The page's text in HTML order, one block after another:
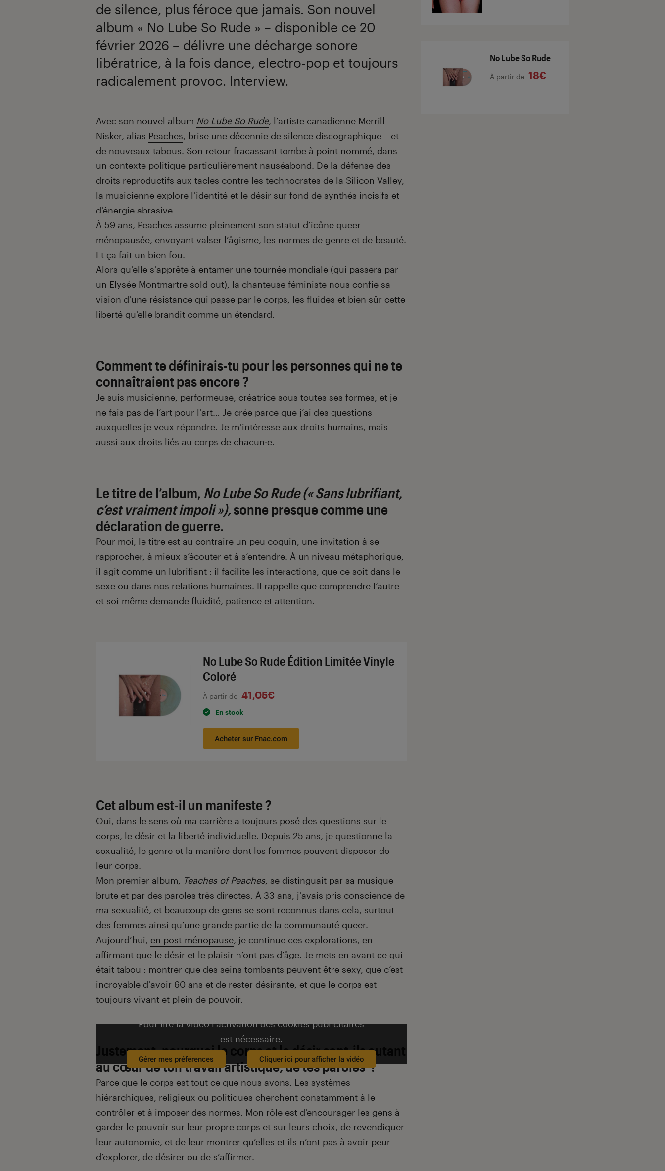
de silence, plus féroce que jamais. Son nouvel
album « No Lube So Rude » – disponible ce 20
février 2026 – délivre une décharge sonore
libératrice, à la fois dance, electro-pop et toujours
radicalement provoc. Interview.
Introduction
Avec son nouvel album No Lube So Rude, l’artiste canadienne Merrill
Nisker, alias Peaches, brise une décennie de silence discographique – et
de nouveaux tabous. Son retour fracassant tombe à point nommé, dans
un contexte politique particulièrement nauséabond. De la défense des
droits reproductifs aux tacles contre les technocrates de la Silicon Valley,
la musicienne explore l’identité et le désir sur fond de synthés incisifs et
d’énergie abrasive.
À 59 ans, Peaches assume pleinement son statut d’icône queer
ménopausée, envoyant valser l’âgisme, les normes de genre et de beauté.
Et ça fait un bien fou.
Alors qu’elle s’apprête à entamer une tournée mondiale (qui passera par
un Elysée Montmartre sold out), la chanteuse féministe nous confie sa
vision d’une résistance qui passe par le corps, les fluides et bien sûr cette
liberté qu’elle brandit comme un étendard.
Comment te définirais-tu pour les personnes qui ne te
connaîtraient pas encore ?
Je suis musicienne, performeuse, créatrice sous toutes ses formes, et je
ne fais pas de l’art pour l’art… Je crée parce que j’ai des questions
auxquelles je veux répondre. Je m’intéresse aux droits humains, mais
aussi aux droits liés au corps de chacun·e.
Le titre de l’album, No Lube So Rude (« Sans lubrifiant,
c’est vraiment impoli »),sonne presque comme une
déclaration de guerre.
Pour moi, le titre est au contraire un peu coquin, une invitation à se
rapprocher, à mieux s’écouter et à s’entendre. À un niveau métaphorique,
il agit comme un lubrifiant : il facilite les interactions, que ce soit dans le
sexe ou dans nos relations humaines. Il rappelle que comprendre l’autre
et soi-même demande fluidité, patience et attention.
No Lube So Rude Édition Limitée Vinyle
Coloré
À partir de 41,05€
En stock
Acheter sur Fnac.com
Cet album est-il un manifeste ?
Oui, dans le sens où ma carrière a toujours posé des questions sur le
corps, le désir et la liberté individuelle. Depuis 25 ans, je questionne la
sexualité, le genre et la manière dont les femmes peuvent disposer de
leur corps.
Mon premier album, Teaches of Peaches, se distinguait par sa musique
brute et par des paroles très directes. À 33 ans, j’avais pris conscience de
ma sexualité, et beaucoup de gens se sont reconnus dans cela, surtout
des femmes ainsi qu’une grande partie de la communauté queer.
Aujourd’hui, en post-ménopause, je continue ces explorations, en
affirmant que le désir et le plaisir n’ont pas d’âge. Je mets en avant ce qui
était tabou : montrer que des seins tombants peuvent être sexy, que c’est
incroyable d’avoir 60 ans et de rester désirante, et que le corps est
toujours vivant et plein de pouvoir.
Pour lire la vidéo l’activation des cookies publicitaires
est nécessaire.
Gérer mes préférences Cliquer ici pour afficher la vidéo
Justement, pourquoi le corps et le désir sont-ils autant
au cœur de ton travail artistique, de tes paroles ?
Parce que le corps est tout ce que nous avons. Les systèmes
hiérarchiques, religieux ou politiques cherchent constamment à le
contrôler et à imposer des normes. Mon rôle est d’encourager les gens à
garder le pouvoir sur leur propre corps et sur leurs choix, de revendiquer
leur autonomie, et de leur montrer qu’elles et ils n’ont pas à avoir peur
d’explorer, de désirer ou de s’affirmer.
No Lube So Rude
À partir de 18€